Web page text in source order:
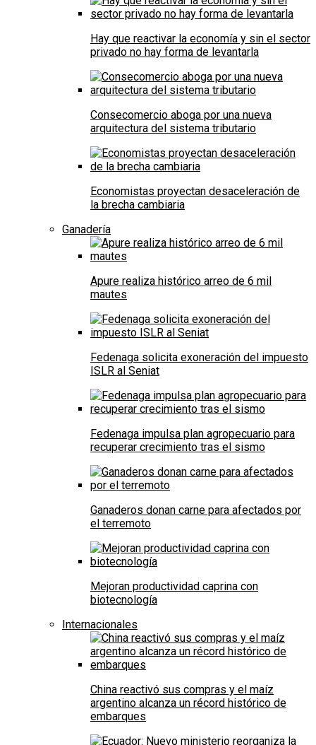
Hay que reactivar la economía y sin el sector
privado no hay forma de levantarla
Consecomercio aboga por una nueva
arquitectura del sistema tributario
Economistas proyectan desaceleración de
la brecha cambiaria
Ganadería
Apure realiza histórico arreo de 6 mil
mautes
Fedenaga solicita exoneración del impuesto
ISLR al Seniat
Fedenaga impulsa plan agropecuario para
recuperar crecimiento tras el sismo
Ganaderos donan carne para afectados por
el terremoto
Mejoran productividad caprina con
biotecnología
Internacionales
China reactivó sus compras y el maíz
argentino alcanza un récord histórico de
embarques